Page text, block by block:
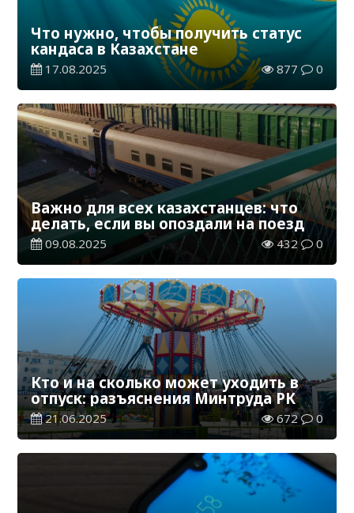
Что нужно, чтобы получить статус
кандаса в Казахстане
17.08.2025 877 0
Важно для всех казахстанцев: что
делать, если вы опоздали на поезд
09.08.2025 432 0
Кто и на сколько может уходить в
отпуск: разъяснения Минтруда РК
21.06.2025 672 0